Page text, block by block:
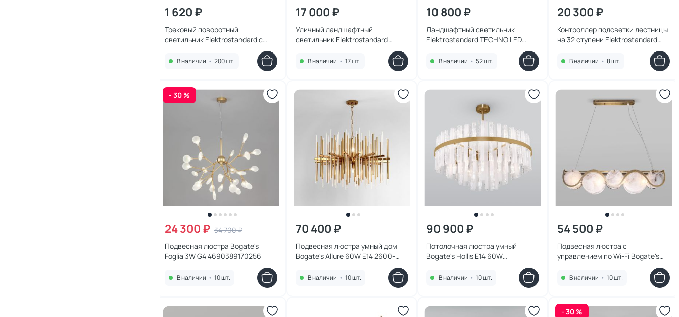
1 620 ₽
Трековый поворотный
светильник Elektrostandard с
антибликовой решеткой GU10
однофазный 85900/01 черный
В наличии • 200 шт.
17 000 ₽
Уличный ландшафтный
светильник Elektrostandard
В наличии • 17 шт.
10 800 ₽
Ландшафтный светильник
Elektrostandard TECHNO LED
3000K черный IP54 0,25 м 1536
В наличии • 52 шт.
20 300 ₽
Контроллер подсветки лестницы
на 32 ступени Elektrostandard
В наличии • 8 шт.
- 30 %
24 300 ₽ 34 700 ₽
Подвесная люстра Bogate's
Foglia 3W G4 4690389170256
В наличии • 10 шт.
70 400 ₽
Подвесная люстра умный дом
Bogate's Allure 60W E14 2600-
2900К (теплый) 4690389178351
В наличии • 10 шт.
90 900 ₽
Потолочная люстра умный
Bogate's Hollis E14 60W
В наличии • 10 шт.
54 500 ₽
Подвесная люстра с
управлением по Wi-Fi Bogate's
Galicia 60W E14 4690389172038
В наличии • 10 шт.
- 30 %